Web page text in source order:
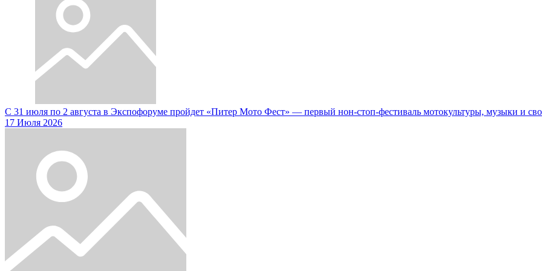
С 31 июля по 2 августа в Экспофоруме пройдет «Питер Мото Фест» — первый нон-стоп-фестиваль мотокультуры, музыки и
17 Июля 2026